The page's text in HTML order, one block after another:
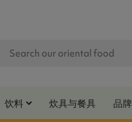
饮料 炊具与餐具 品牌